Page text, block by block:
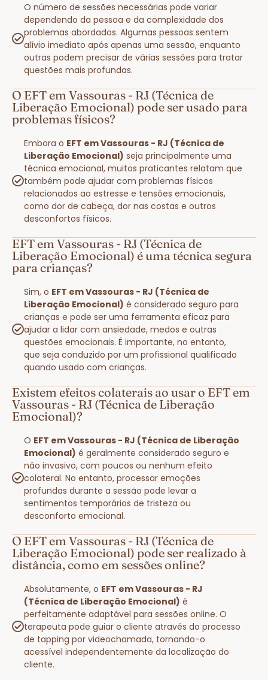
O número de sessões necessárias pode variar
dependendo da pessoa e da complexidade dos
problemas abordados. Algumas pessoas sentem
alívio imediato após apenas uma sessão, enquanto
outras podem precisar de várias sessões para tratar
questões mais profundas.
O EFT em Vassouras - RJ (Técnica de
Liberação Emocional) pode ser usado para
problemas físicos?
Embora o EFT em Vassouras - RJ (Técnica de
Liberação Emocional) seja principalmente uma
técnica emocional, muitos praticantes relatam que
também pode ajudar com problemas físicos
relacionados ao estresse e tensões emocionais,
como dor de cabeça, dor nas costas e outros
desconfortos físicos.
EFT em Vassouras - RJ (Técnica de
Liberação Emocional) é uma técnica segura
para crianças?
Sim, o EFT em Vassouras - RJ (Técnica de
Liberação Emocional) é considerado seguro para
crianças e pode ser uma ferramenta eficaz para
ajudar a lidar com ansiedade, medos e outras
questões emocionais. É importante, no entanto,
que seja conduzido por um profissional qualificado
quando usado com crianças.
Existem efeitos colaterais ao usar o EFT em
Vassouras - RJ (Técnica de Liberação
Emocional)?
O EFT em Vassouras - RJ (Técnica de Liberação
Emocional) é geralmente considerado seguro e
não invasivo, com poucos ou nenhum efeito
colateral. No entanto, processar emoções
profundas durante a sessão pode levar a
sentimentos temporários de tristeza ou
desconforto emocional.
O EFT em Vassouras - RJ (Técnica de
Liberação Emocional) pode ser realizado à
distância, como em sessões online?
Absolutamente, o EFT em Vassouras - RJ
(Técnica de Liberação Emocional) é
perfeitamente adaptável para sessões online. O
terapeuta pode guiar o cliente através do processo
de tapping por videochamada, tornando-o
acessível independentemente da localização do
cliente.